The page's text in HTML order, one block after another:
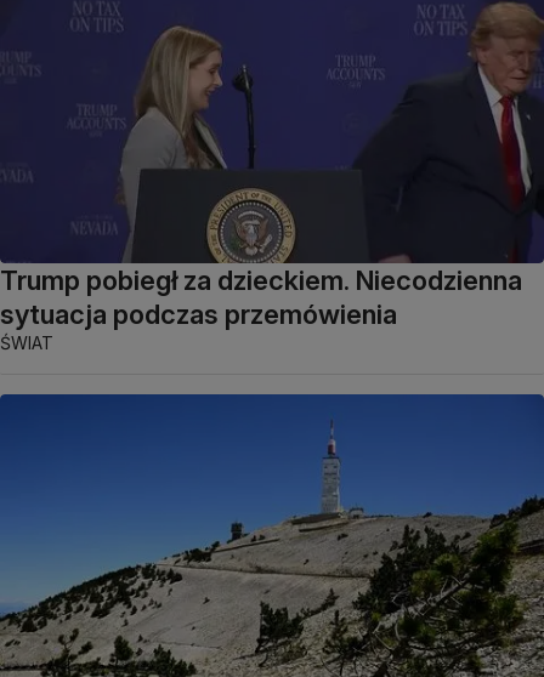
Trump pobiegł za dzieckiem. Niecodzienna
sytuacja podczas przemówienia
ŚWIAT